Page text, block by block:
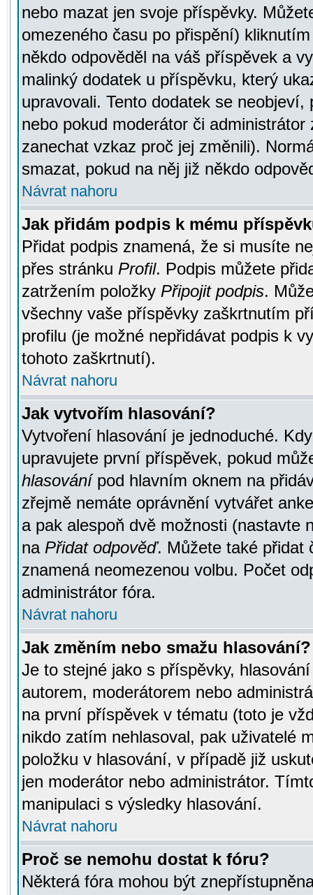
nebo mazat jen svoje příspěvky.
omezeného času po přispění)
někdo odpověděl na váš příspěvek a
malinký dodatek u příspěvku, který
upravovali. Tento dodatek se
nebo pokud moderátor či
zanechat vzkaz proč jej změnili).
smazat, pokud na něj již někdo
Návrat nahoru
Jak přidám podpis k mému
Přidat podpis znamená, že si musíte
přes stránku Profil. Podpis můžete
zatržením položky Připojit podpis.
všechny vaše příspěvky zaškrtnutím
profilu (je možné nepřidávat podpis k
tohoto zaškrtnutí).
Návrat nahoru
Jak vytvořím hlasování?
Vytvoření hlasování je jednoduché.
upravujete první příspěvek, pokud
hlasovánípod hlavním oknem na
zřejmě nemáte oprávnění vytvářet
a pak alespoň dvě možnosti (nastavte
na Přidat odpověď. Můžete také přidat
znamená neomezenou volbu. Počet
administrátor fóra.
Návrat nahoru
Jak změním nebo smažu hlasování?
Je to stejné jako s příspěvky,
autorem, moderátorem nebo
na první příspěvek v tématu (toto je
nikdo zatím nehlasoval, pak uživatelé
položku v hlasování, v případě již
jen moderátor nebo administrátor.
manipulaci s výsledky hlasování.
Návrat nahoru
Proč se nemohu dostat k fóru?
Některá fóra mohou být